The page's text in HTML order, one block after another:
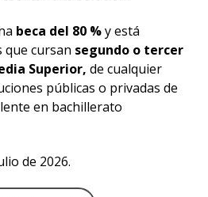
beca del 80 %y está
cursan segundo o tercer
Superior, de cualquier
públicas o privadas de
en bachillerato
de 2026.